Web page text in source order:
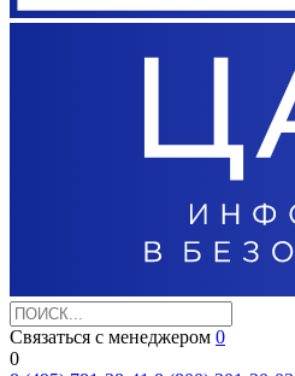
Связаться с менеджером 0
0